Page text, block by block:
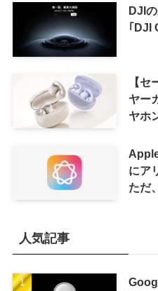
DJI
｢DJI
【
ヤー
ヤホ
にア
ただ
人気記事